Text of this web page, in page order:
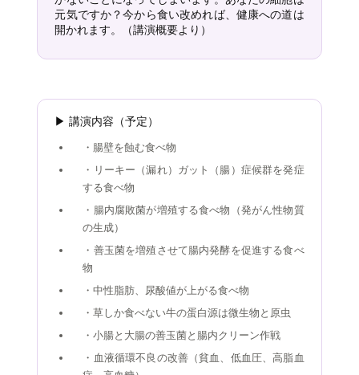
元気ですか？今から食い改めれば、健康への道は
開かれます。（講演概要より）
▶ 講演内容（予定）
・腸壁を蝕む食べ物
・リーキー（漏れ）ガット（腸）症候群を発症
する食べ物
・腸内腐敗菌が増殖する食べ物（発がん性物質
の生成）
・善玉菌を増殖させて腸内発酵を促進する食べ
物
・中性脂肪、尿酸値が上がる食べ物
・草しか食べない牛の蛋白源は微生物と原虫
・小腸と大腸の善玉菌と腸内クリーン作戦
・血液循環不良の改善（貧血、低血圧、高脂血